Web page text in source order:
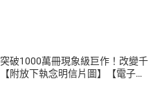
破1000萬冊現象級巨作！改變千
附放下執念明信片圖】【電子